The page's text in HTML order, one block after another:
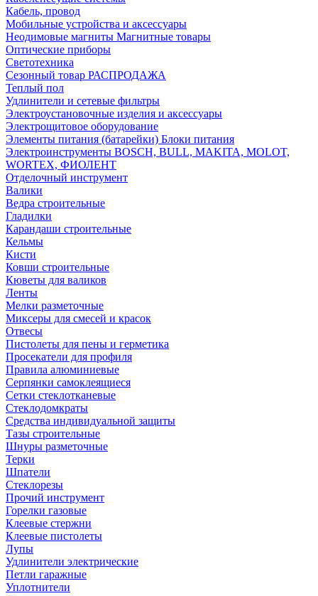
Кабель, провод
Мобильные устройства и аксессуары
Неодимовые магниты Магнитные товары
Оптические приборы
Светотехника
Сезонный товар РАСПРОДАЖА
Теплый пол
Удлинители и сетевые фильтры
Электроустановочные изделия и аксессуары
Электрощитовое оборудование
Элементы питания (батарейки) Блоки питания
Электроинструменты BOSCH, BULL, MAKITA, MOLOT,
WORTEX, ФИОЛЕНТ
Отделочный инструмент
Валики
Ведра строительные
Гладилки
Карандаши строительные
Кельмы
Кисти
Ковши строительные
Кюветы для валиков
Ленты
Мелки разметочные
Миксеры для смесей и красок
Отвесы
Пистолеты для пены и герметика
Просекатели для профиля
Правила алюминиевые
Серпянки самоклеящиеся
Сетки стеклотканевые
Стеклодомкраты
Средства индивидуальной защиты
Тазы строительные
Шнуры разметочные
Терки
Шпатели
Стеклорезы
Прочий инструмент
Горелки газовые
Клеевые стержни
Клеевые пистолеты
Лупы
Удлинители электрические
Петли гаражные
Уплотнители